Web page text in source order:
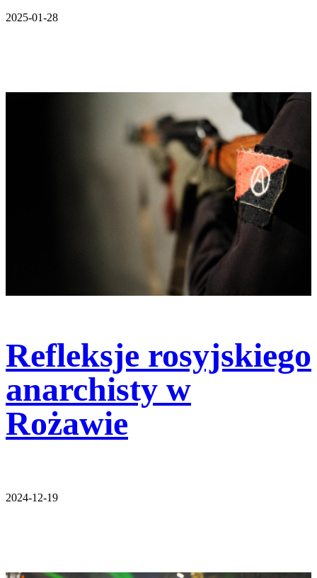
2025-01-28
Refleksje rosyjskiego
anarchisty w
Rożawie
2024-12-19